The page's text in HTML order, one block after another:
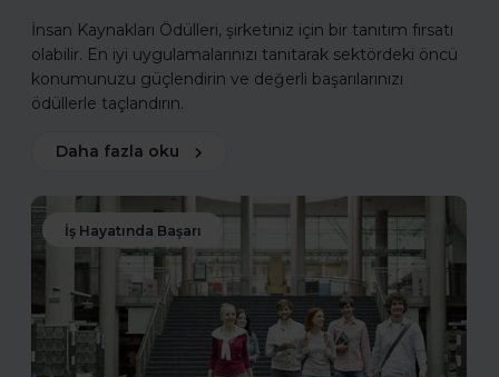
İnsan Kaynakları Ödülleri, şirketiniz için bir tanıtım fırsatı
olabilir. En iyi uygulamalarınızı tanıtarak sektördeki öncü
konumunuzu güçlendirin ve değerli başarılarınızı
ödüllerle taçlandırın.
Daha fazla oku
İş Hayatında Başarı